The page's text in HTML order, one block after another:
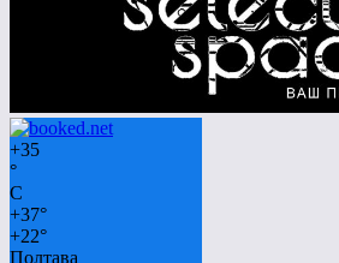
+35
°
C
+37°
+22°
Полтава